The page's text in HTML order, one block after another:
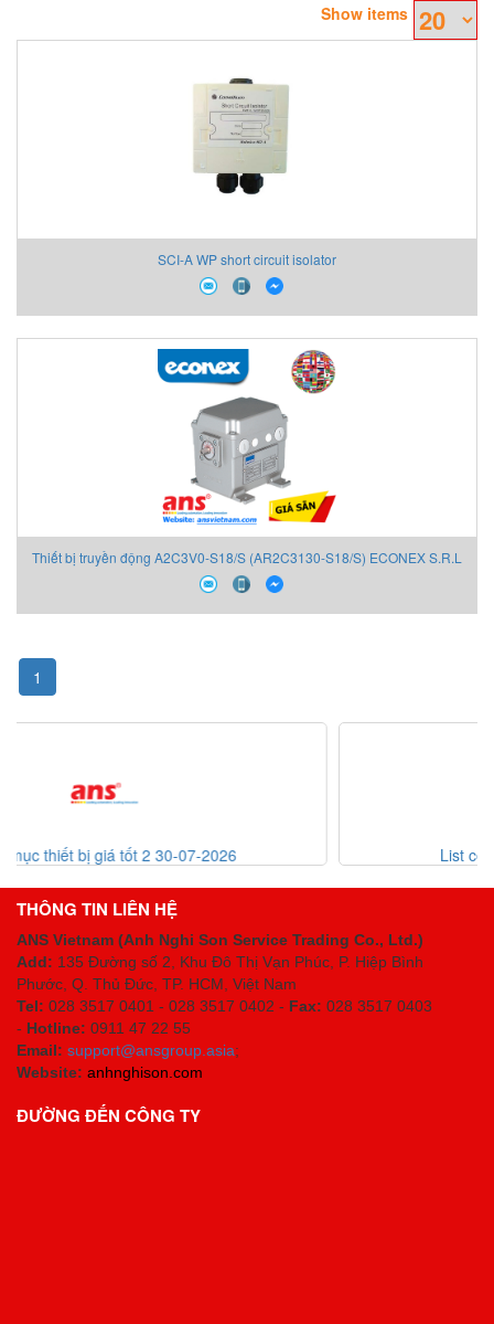
Show items
SCI-A WP short circuit isolator
Thiết bị truyền động A2C3V0-S18/S (AR2C3130-S18/S) ECONEX S.R.L
1
List code thiết bị giá tốt 30-07-2026
THÔNG TIN LIÊN HỆ
ANS Vietnam (Anh Nghi Son Service Trading Co., Ltd.)
Add: 135 Đường số 2, Khu Đô Thị Vạn Phúc, P. Hiệp Bình
Phước, Q. Thủ Đức, TP. HCM , Việt Nam
Tel: 028 3517 0401 - 028 3517 0402 - Fax: 028 3517 0403
- Hotline: 0911 47 22 55
Email: support@ansgroup.asia;
Website: anhnghison.com
ĐƯỜNG ĐẾN CÔNG TY